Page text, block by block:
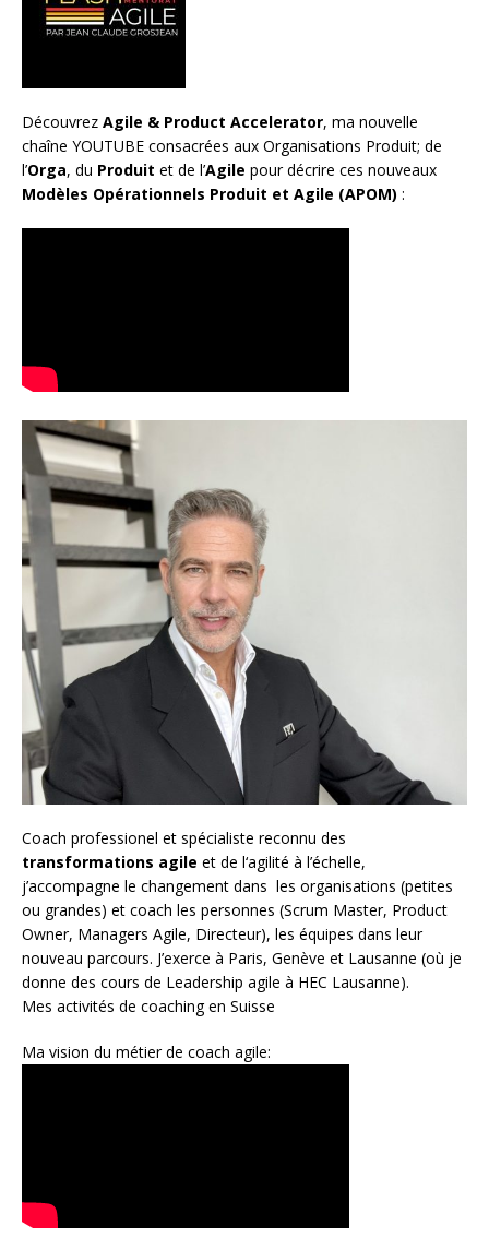
Découvrez Agile & Product Accelerator, ma nouvelle
chaîne YOUTUBE consacrées aux Organisations Produit; de
l’Orga, du Produit et de l’Agile pour décrire ces nouveaux
Modèles Opérationnels Produit et Agile (APOM) :
Coach professionel et spécialiste reconnu des
transformations agile et de l‘agilité à l’échelle,
j’accompagne le changement dans les organisations (petites
ou grandes) et coach les personnes (Scrum Master, Product
Owner, Managers Agile, Directeur), les équipes dans leur
nouveau parcours. J’exerce à Paris, Genève et Lausanne (où je
donne des cours de Leadership agile à HEC Lausanne).
Mes activités de coaching en Suisse
Ma vision du métier de coach agile: